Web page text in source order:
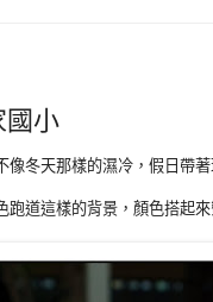
國小
像冬天那樣的濕冷，假日帶
跑道這樣的背景，顏色搭起來